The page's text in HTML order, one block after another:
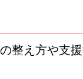
整え方や支